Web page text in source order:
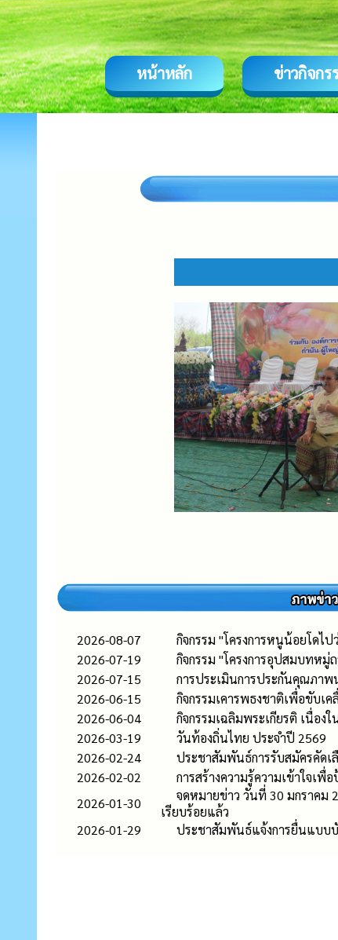
หน้าหลัก ข่าวกิจกร
2026-08-07
กิจกรรม "โครงการหนูน้อยโดไ
2026-07-19
กิจกรรม "โครงการอุปสมบทหมู่
2026-07-15
การประเมินการประกันคุณภาพ
2026-06-15
กิจกรรมเคารพธงชาติเพื่อขับเ
2026-06-04
กิจกรรมเฉลิมพระเกียรติ เนื่อ
2026-03-19
วันท้องถิ่นไทย ประจำปี 2569
2026-02-24
ประชาสัมพันธ์การรับสมัครคัดเ
2026-02-02
การสร้างความรู้ความเข้าใจเพื่
2026-01-30
จดหมายข่าว วันที่ 30 มกราคม
เรียบร้อยแล้ว
2026-01-29
ประชาสัมพันธ์แจ้งการยื่นแบบ